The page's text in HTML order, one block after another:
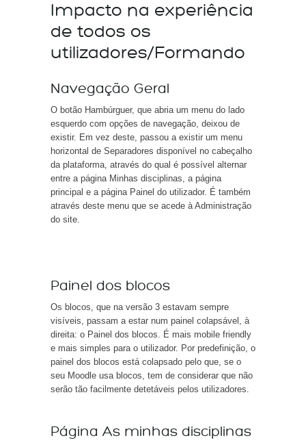
Impacto na experiência
de todos os
utilizadores/Formando
Navegação Geral
O botão Hambúrguer, que abria um menu do lado
esquerdo com opções de navegação, deixou de
existir. Em vez deste, passou a existir um menu
horizontal de Separadores disponível no cabeçalho
da plataforma, através do qual é possível alternar
entre a página Minhas disciplinas, a página
principal e a página Painel do utilizador. É também
através deste menu que se acede à Administração
do site.
Painel dos blocos
Os blocos, que na versão 3 estavam sempre
visíveis, passam a estar num painel colapsável, à
direita: o Painel dos blocos. É mais mobile friendly
e mais simples para o utilizador. Por predefinição, o
painel dos blocos está colapsado pelo que, se o
seu Moodle usa blocos, tem de considerar que não
serão tão facilmente detetáveis pelos utilizadores.
Página As minhas disciplinas